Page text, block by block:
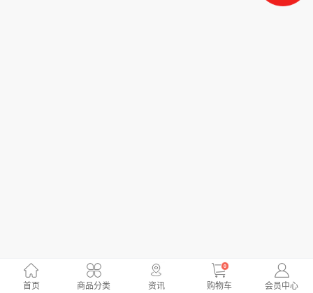
首页 商品分类 资讯
0
购物车 会员中心